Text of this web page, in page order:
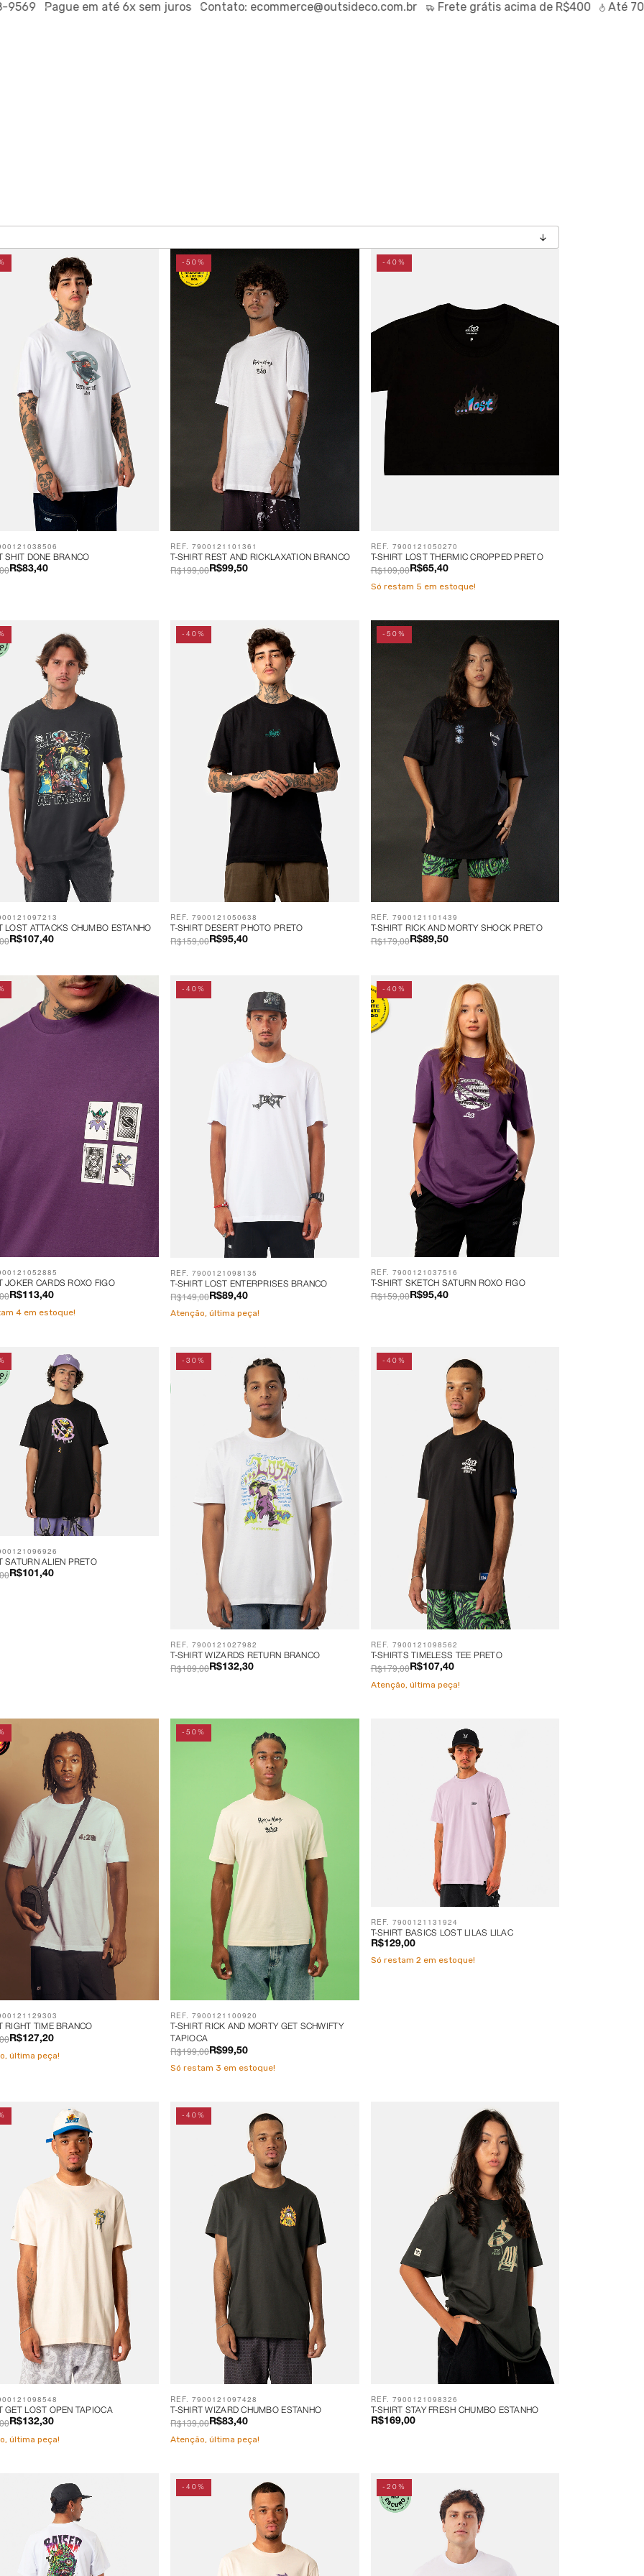
Pague em até6x sem juros Contato:ecommerce@outsideco.com.br Fretegrátisacima de R$400 Até 70% OFF
SHIT DONE BRANCO
R$83,40
T-SHIRT REST AND RICKLAXATION BRANCO
R$99,50
R$199,00
REF. 7900121101361
-50%
T-SHIRT LOST THERMIC CROPPED PRETO
R$65,40
R$109,00
REF. 7900121050270
-40%
Só restam 5 em estoque!
LOST ATTACKS CHUMBO ESTANHO
R$107,40
T-SHIRT DESERT PHOTO PRETO
R$95,40
R$159,00
REF. 7900121050638
-40%
T-SHIRT RICK AND MORTY SHOCK PRETO
R$89,50
R$179,00
REF. 7900121101439
-50%
JOKER CARDS ROXO FIGO
R$113,40
4 em estoque!
T-SHIRT LOST ENTERPRISES BRANCO
R$89,40
R$149,00
REF. 7900121098135
-40%
Atenção, última peça!
T-SHIRT SKETCH SATURN ROXO FIGO
R$95,40
R$159,00
REF. 7900121037516
-40%
SATURN ALIEN PRETO
R$101,40
T-SHIRT WIZARDS RETURN BRANCO
R$132,30
R$189,00
REF. 7900121027982
-30%
T-SHIRTS TIMELESS TEE PRETO
R$107,40
R$179,00
REF. 7900121098562
-40%
Atenção, última peça!
RIGHT TIME BRANCO
R$127,20
última peça!
T-SHIRT RICK AND MORTY GET SCHWIFTY
TAPIOCA
R$99,50
R$199,00
REF. 7900121100920
-50%
Só restam 3 em estoque!
T-SHIRT BASICS LOST LILAS LILAC
R$129,00
REF. 7900121131924
Só restam 2em estoque!
GET LOST OPEN TAPIOCA
R$132,30
última peça!
T-SHIRT WIZARD CHUMBO ESTANHO
R$83,40
R$139,00
REF. 7900121097428
-40%
Atenção, última peça!
T-SHIRT STAY FRESH CHUMBO ESTANHO
R$169,00
REF. 7900121098326
-40% -20%